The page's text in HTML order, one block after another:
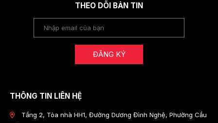
THEO DÕI BẢN TIN
ĐĂNG KÝ
THÔNG TIN LIÊN HỆ
Tầng 2, Tòa nhà HH1, Đường Dương Đình Nghệ, Phường Cầu